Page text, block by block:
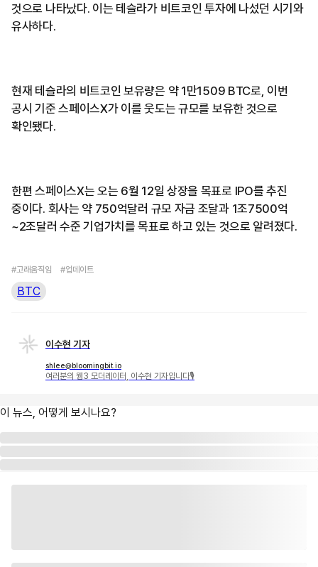
것으로 나타났다. 이는 테슬라가 비트코인 투자에 나섰던 시기와
유사하다.
현재 테슬라의 비트코인 보유량은 약 1만1509 BTC로, 이번
공시 기준 스페이스X가 이를 웃도는 규모를 보유한 것으로
확인됐다.
한편 스페이스X는 오는 6월 12일 상장을 목표로 IPO를 추진
중이다. 회사는 약 750억달러 규모 자금 조달과 1조7500억
~2조달러 수준 기업가치를 목표로 하고 있는 것으로 알려졌다.
#고래움직임 #업데이트
BTC
이수현 기자
shlee@bloomingbit.io
여러분의 웹3 모더레이터, 이수현 기자입니다🎙
이 뉴스, 어떻게 보시나요?